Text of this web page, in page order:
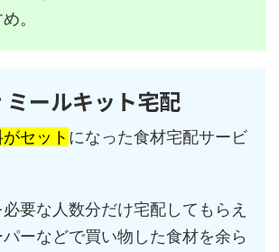
。
ミールキット宅配
セット になった食材宅配サービ
要な人数分だけ宅配してもらえ
ーなどで買い物した食材を余ら